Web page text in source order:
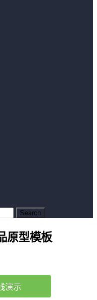
原型模板
演示